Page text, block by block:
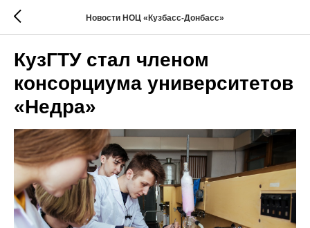
Новости НОЦ «Кузбасс-Донбасс»
КузГТУ стал членом
консорциума университетов
«Недра»